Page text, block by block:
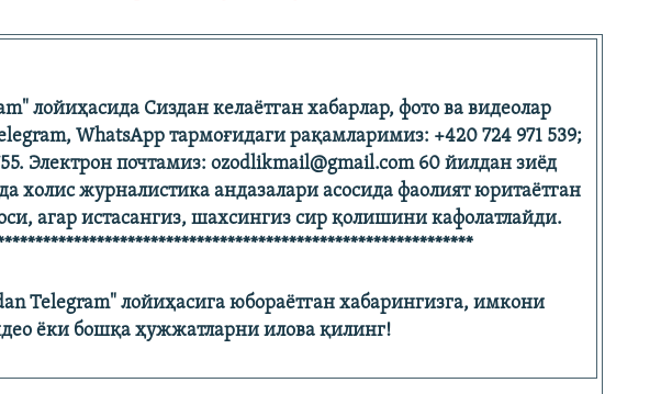
лойиҳасида Сиздан келаётган хабарлар, фото ва видеолар
WhatsApp тармоғидаги рақамларимиз: +420 724 971 539;
Электрон почтамиз: ozodlikmail@gmail.com 60 йилдан зиёд
холис журналистика андазалари асосида фаолият юритаётган
агар истасангиз, шахсингиз сир қолишини кафолатлайди.
Telegram" лойиҳасига юбораётган хабарингизга, имкони
ёки бошқа ҳужжатларни илова қилинг!​